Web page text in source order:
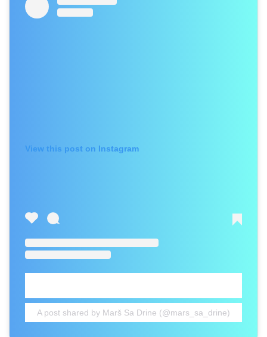
View this post on Instagram
A post shared by Marš Sa Drine (@mars_sa_drine)